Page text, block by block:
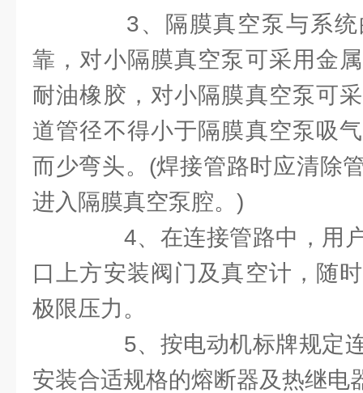
3、隔膜真空泵与系统
靠，对小隔膜真空泵可采用金
耐油橡胶，对小隔膜真空泵可
道管径不得小于隔膜真空泵吸
而少弯头。(焊接管路时应清除
进入隔膜真空泵腔。)
4、在连接管路中，用户
口上方安装阀门及真空计，随
极限压力。
5、按电动机标牌规定连
安装合适规格的熔断器及热继电